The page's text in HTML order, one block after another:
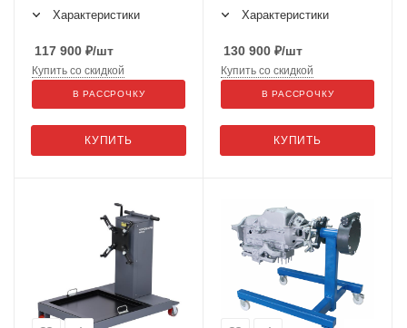
Характеристики
117 900 ₽/шт
КУПИТЬ
Купить со скидкой
В РАССРОЧКУ
Характеристики
130 900 ₽/шт
КУПИТЬ
Купить со скидкой
В РАССРОЧКУ